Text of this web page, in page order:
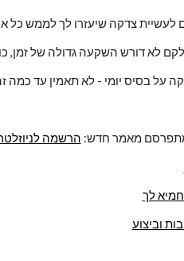
לעשיית צדקה שיעזרו לך לממש
לא דורש השקעה גדולה של זמן,
על בסיס יומי - לא תאמין עד כמה
מאמר חדש: הרשמה
לך
וביצוע